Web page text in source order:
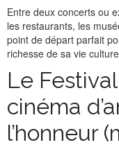
Entre deux concerts ou
les restaurants, les
point de départ parfait
richesse de sa vie
Le
cinéma
l’honneur